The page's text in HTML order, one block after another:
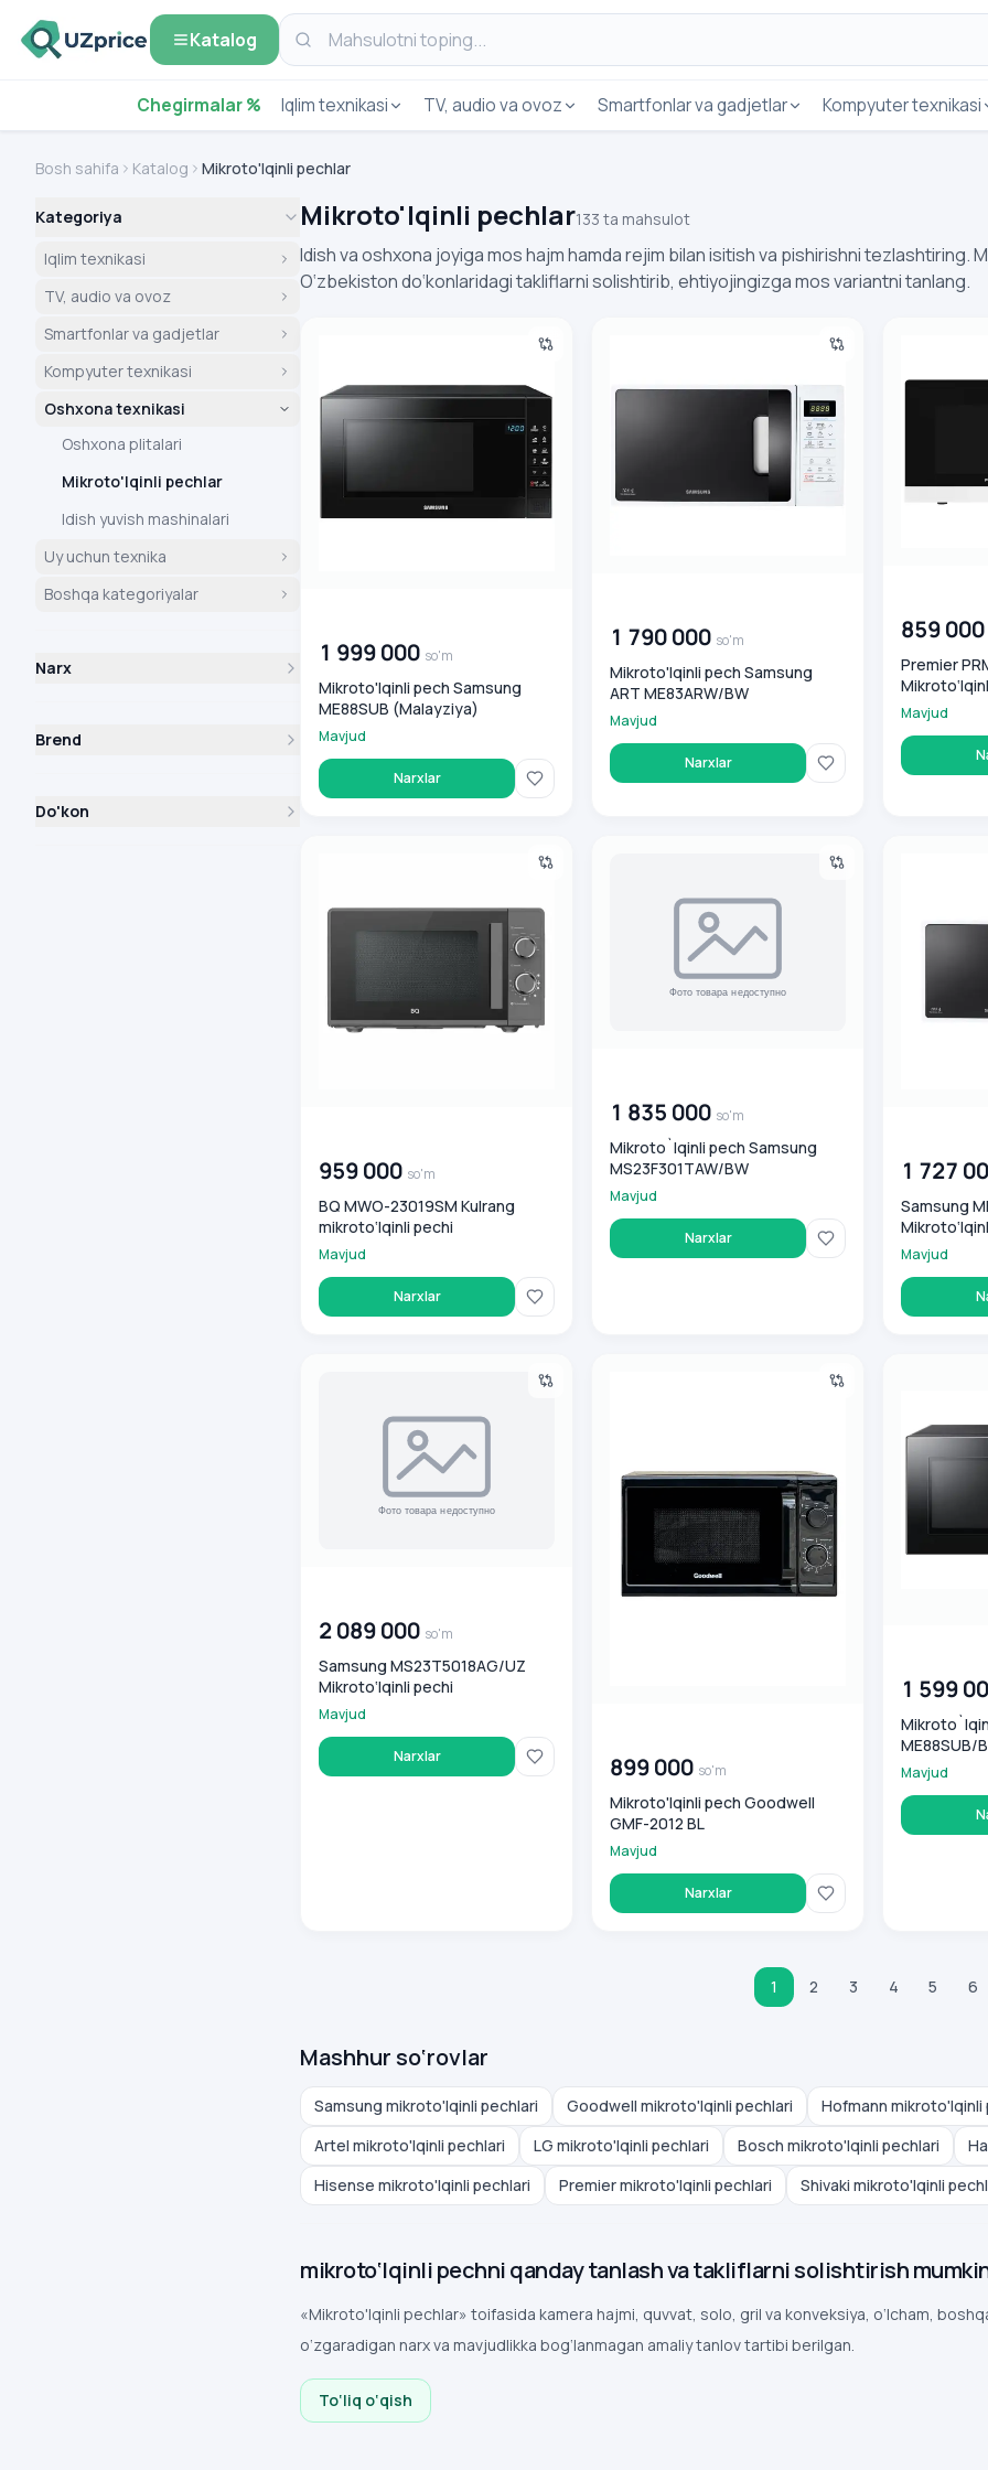
Katalog
Chegirmalar % Iqlim texnikasi TV, audio va ovoz Smartfonlar va gadjetlar Kompyuter texnikasi
Bosh sahifa Katalog Mikroto'lqinli pechlar
Kategoriya
Iqlim texnikasi
TV, audio va ovoz
Smartfonlar va gadjetlar
Kompyuter texnikasi
Oshxona texnikasi
Oshxona plitalari
Mikroto'lqinli pechlar
Idish yuvish mashinalari
Uy uchun texnika
Boshqa kategoriyalar
Narx
Brend
Do'kon
Mikroto'lqinli pechlar133 ta mahsulot
Idish va oshxona joyiga mos hajm hamda rejim bilan isitish va pishirishni tezlashtiring.
O‘zbekiston do‘konlaridagi takliflarni solishtirib, ehtiyojingizga mos variantni tanlang.
1 999 000 so'm
Mikroto'lqinli pech Samsung
ME88SUB (Malayziya)
Mavjud
Narxlar
1 790 000 so'm
Mikroto'lqinli pech Samsung
ART ME83ARW/BW
Mavjud
Narxlar
859 000
Premier
Mavjud
959 000 so'm
BQ MWO-23019SM Kulrang
mikroto‘lqinli pechi
Mavjud
Narxlar
1 835 000 so'm
Mikroto`lqinli pech Samsung
MS23F301TAW/BW
Mavjud
Narxlar
Samsung
1 727
Samsung
Mavjud
2 089 000 so'm
Samsung MS23T5018AG/UZ
Mikroto‘lqinli pechi
Mavjud
Narxlar 899 000 so'm
Mikroto'lqinli pech Goodwell
GMF-2012 BL
Mavjud
Narxlar
1 599
ME88SUB/
Mavjud
1 2 3 4 5 6
Mashhur so‘rovlar
Samsung mikroto'lqinli pechlari Goodwell mikroto'lqinli pechlari Hofmann mikroto'lqinli
Artel mikroto'lqinli pechlari
LG mikroto'lqinli pechlari Bosch mikroto'lqinli pechlari
Hisense mikroto'lqinli pechlari
Premier mikroto'lqinli pechlari Shivaki mikroto'lqinli
mikroto‘lqinli pechni qanday tanlash va takliflarni solishtirish
«Mikroto'lqinli pechlar» toifasida kamera hajmi, quvvat, solo, gril va konveksiya, o‘lcham,
o‘zgaradigan narx va mavjudlikka bog‘lanmagan amaliy tanlov tartibi berilgan.
To‘liq o‘qish